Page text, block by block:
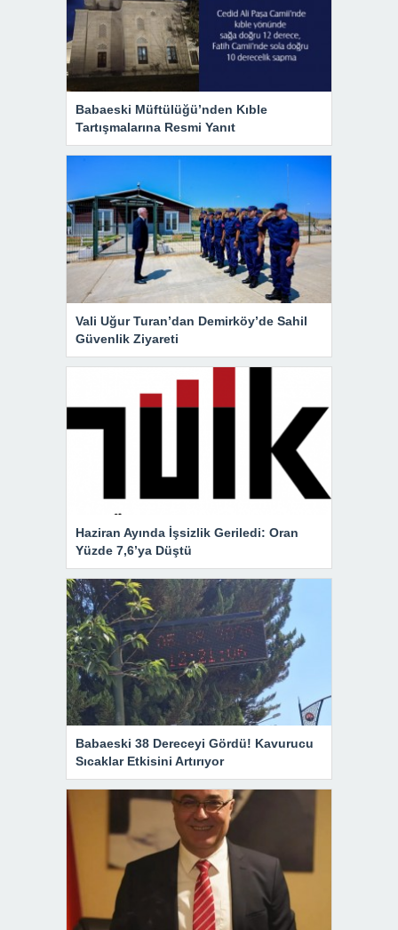
Babaeski Müftülüğü’nden Kıble
Tartışmalarına Resmi Yanıt
Vali Uğur Turan’dan Demirköy’de Sahil
Güvenlik Ziyareti
Haziran Ayında İşsizlik Geriledi: Oran
Yüzde 7,6’ya Düştü
Babaeski 38 Dereceyi Gördü! Kavurucu
Sıcaklar Etkisini Artırıyor